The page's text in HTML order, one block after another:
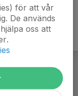
för att vår
De används
oss att